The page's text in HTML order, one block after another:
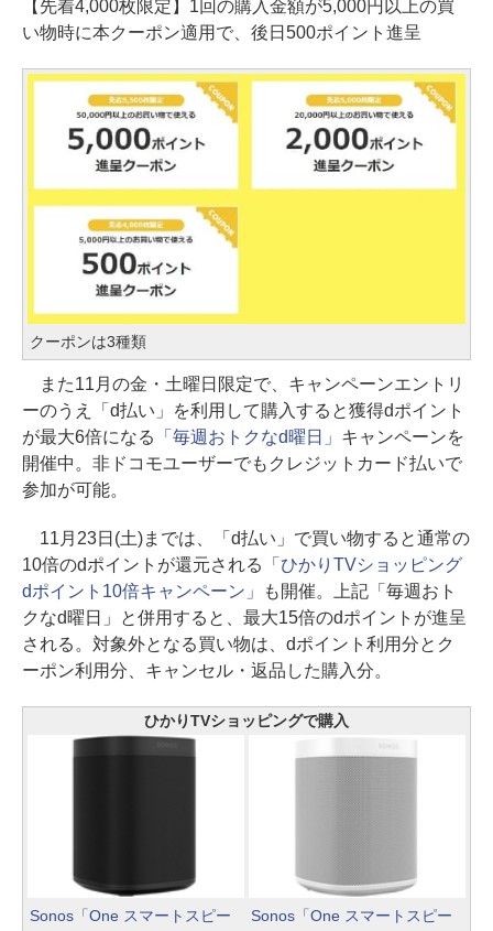
【先着4,000枚限定】1回の購入金額が5,000円以上の買
い物時に本クーポン適用で、後日500ポイント進呈
クーポンは3種類
また11月の金・土曜日限定で、キャンペーンエントリ
ーのうえ「d払い」を利用して購入すると獲得dポイント
が最大6倍になる
「毎週おトクなd曜日」 キャンペーンを
開催中。非ドコモユーザーでもクレジットカード払いで
参加が可能。
11月23日(土)までは、「d払い」で買い物すると通常の
10倍のdポイントが還元される
「ひかりTVショッピング
dポイント10倍キャンペーン」
も開催。上記「毎週おト
クなd曜日」と併用すると、最大15倍のdポイントが進呈
される。対象外となる買い物は、dポイント利用分とク
ーポン利用分、キャンセル・返品した購入分。
ひかりTVショッピングで購入
Sonos「One スマートスピー
Sonos「One スマートスピー